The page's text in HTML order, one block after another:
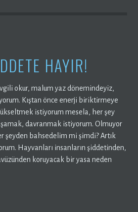
HAYIR!
okur, malum yaz dönemindeyiz,
Kıştan önce enerji biriktirmeye
istiyorum mesela, her şey
davranmak istiyorum. Olmuyor
şeyden bahsedelim mi şimdi? Artık
Hayvanları insanların şiddetinden,
koruyacak bir yasa neden